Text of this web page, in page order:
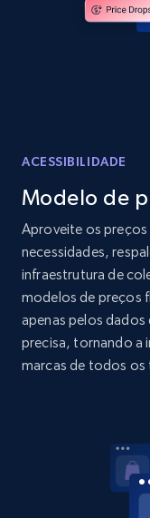
Amazon
Title, Seller
Amazon
products by
Title, Seller
price, Currency,
more.
2.1K+
Amazon
Collecting
Title, Seller
ACESSIBILIDADE
Modelo de
Aproveite os
necessidades,
infraestrutura de
modelos de preços
apenas pelos dados
precisa, tornando a
marcas de todos os